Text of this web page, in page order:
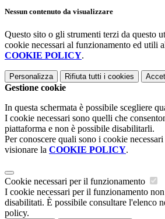
Nessun contenuto da visualizzare
Questo sito o gli strumenti terzi da questo
cookie necessari al funzionamento ed utili
COOKIE POLICY.
Personalizza Rifiuta tutti i cookies
Gestione cookie
In questa schermata è possibile scegliere
I cookie necessari sono quelli che
piattaforma e non è possibile disabilitarli.
Per conoscere quali sono i cookie
visionare la COOKIE POLICY.
Cookie necessari per il funzionamento
I cookie necessari per il funzionamento non
disabilitati. È possibile consultare l'elenco
policy.